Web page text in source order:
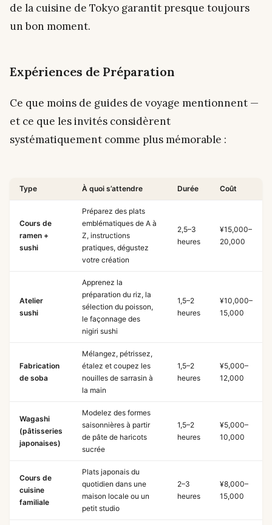
de la cuisine de Tokyo garantit presque toujours
un bon moment.
Expériences de Préparation
Ce que moins de guides de voyage mentionnent —
et ce que les invités considèrent
systématiquement comme plus mémorable :
Type À quoi s’attendre Durée Coût
Cours de
ramen +
sushi
Préparez des plats
emblématiques de A à
Z, instructions
pratiques, dégustez
votre création
2,5–3
heures
¥15,000–
20,000
Atelier
sushi
Apprenez la
préparation du riz, la
sélection du poisson,
le façonnage des
nigiri sushi
1,5–2
heures
¥10,000–
15,000
Fabrication
de soba
Mélangez, pétrissez,
étalez et coupez les
nouilles de sarrasin à
la main
1,5–2
heures
¥5,000–
12,000
Wagashi
(pâtisseries
japonaises)
Modelez des formes
saisonnières à partir
de pâte de haricots
sucrée
1,5–2
heures
¥5,000–
10,000
Cours de
cuisine
familiale
Plats japonais du
quotidien dans une
maison locale ou un
petit studio
2–3
heures
¥8,000–
15,000